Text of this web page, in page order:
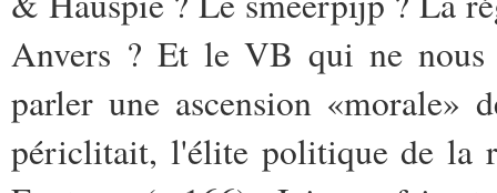
Anvers ? Et le VB qui ne nous
parler une ascension «morale»
périclitait, l'élite politique de la